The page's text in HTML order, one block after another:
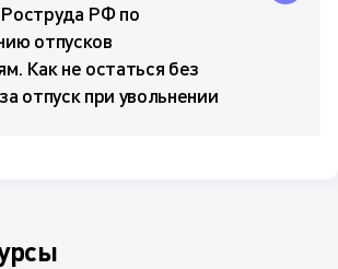
РФ по
отпусков
Как не остаться без
отпуск при увольнении